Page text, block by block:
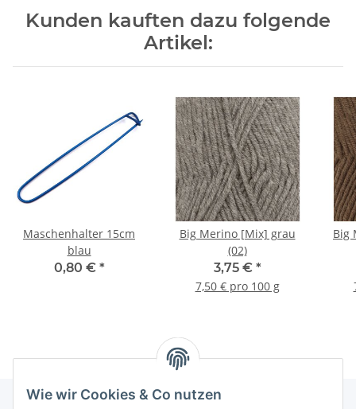
Wie wir Cookies & Co nutzen
Kunden kauften dazu folgende
Artikel:
Maschenhalter 15cm
blau
0,80 € *
Big Merino [Mix] grau
(02)
3,75 € *
7,50 € pro 100 g
Big